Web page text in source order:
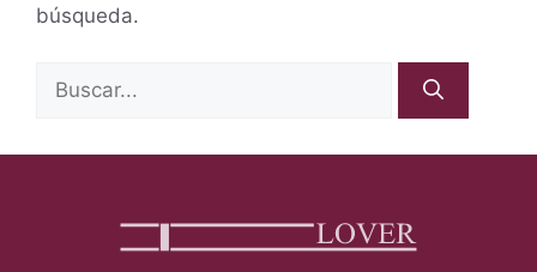
búsqueda.